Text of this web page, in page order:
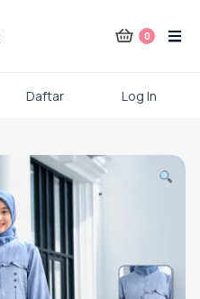
0
Daftar Log In